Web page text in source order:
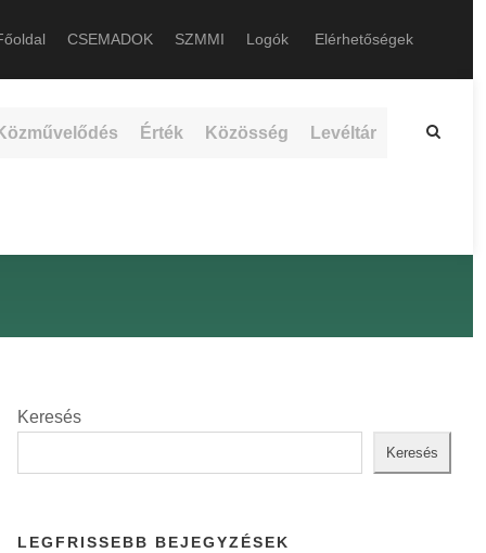
CSEMADOK SZMMI Logók Elérhetőségek
Érték Közösség Levéltár
Keresés
Keresés
LEGFRISSEBB BEJEGYZÉSEK